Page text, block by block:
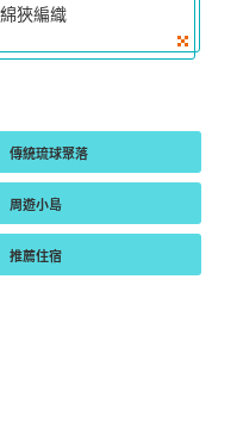
綿狹編織
傳統琉球聚落
周遊小島
推薦住宿